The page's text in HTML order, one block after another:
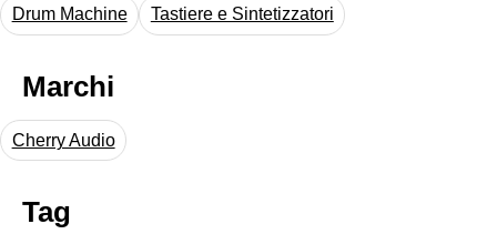
Drum Machine Tastiere e Sintetizzatori
Marchi
Cherry Audio
Tag